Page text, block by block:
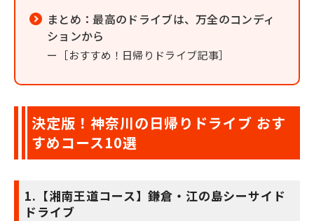
まとめ：最高のドライブは、万全のコンディ
ションから
［おすすめ！日帰りドライブ記事］
決定版！神奈川の日帰りドライブ おす
すめコース10選
1.【湘南王道コース】鎌倉・江の島シーサイド
ドライブ